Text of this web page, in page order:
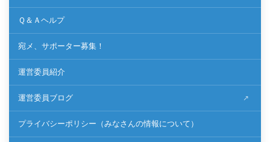
Ｑ＆Ａヘルプ
宛メ、サポーター募集！
運営委員紹介
運営委員ブログ
プライバシーポリシー（みなさんの情報について）